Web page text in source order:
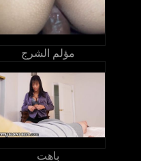
مؤلم الشرج
باهت